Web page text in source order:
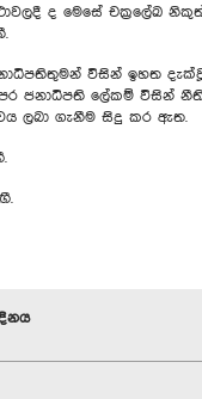
ද මෙසේ චක්‍රලේඛ
විසින් ඉහත දැක්වූ
ජනාධිපති ලේකම් විසින්
ලබා ගැනීම සිදු කර ඇත.